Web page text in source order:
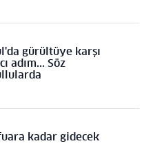
gürültüye karşı
adım... Söz
kadar gidecek